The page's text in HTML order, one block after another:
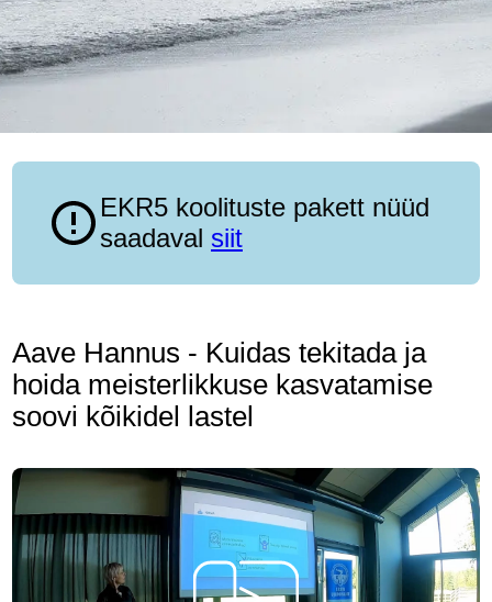
EKR5 koolituste pakett nüüd
saadaval siit
Aave Hannus - Kuidas tekitada ja
hoida meisterlikkuse kasvatamise
soovi kõikidel lastel